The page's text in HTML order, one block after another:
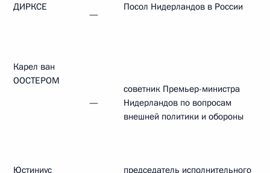
ДИРКСЕ
—
Посол Нидерландов в России
Карел ван
ООСТЕРОМ
—
советник Премьер-министра
Нидерландов по вопросам
внешней политики и обороны
Юстиниус
председатель исполнительного